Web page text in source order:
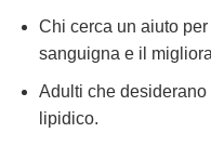
Chi cerca un aiuto
sanguigna e il
Adulti che
lipidico.